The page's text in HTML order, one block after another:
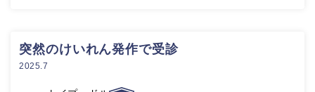
突然のけいれん発作で受診
2025.7